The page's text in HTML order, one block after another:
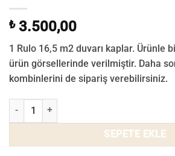
₺3.500,00
1 Rulo 16,5 m2 duvarı kaplar. Ürünle
ürün görsellerinde verilmiştir. Daha
kombinlerini de sipariş verebilirsiniz.
Erva Çiçek Yaprak Desenli Duvar Kağıdı
SEPETE EKLE